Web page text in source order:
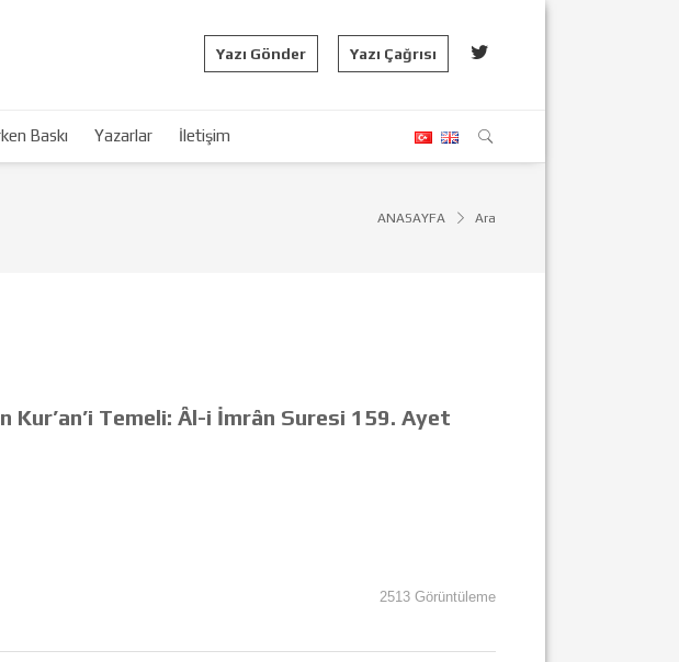
Yazı Gönder Yazı Çağrısı
Baskı Yazarlar İletişim
ANASAYFA Ara
Kur’an’i Temeli: Âl-i İmrân Suresi 159. Ayet
2513 Görüntüleme